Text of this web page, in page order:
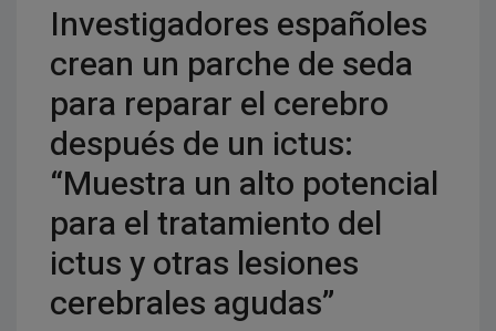
Investigadores españoles
crean un parche de seda
para reparar el cerebro
después de un ictus:
“Muestra un alto potencial
para el tratamiento del
ictus y otras lesiones
cerebrales agudas”